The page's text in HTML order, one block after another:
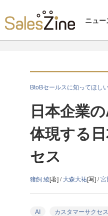
ニュー
BtoBセールスに知ってほし
日本企業
体現する
セス
猪飼 綾[著] /大森大祐[写] /宮
AI カスタマーサクセス